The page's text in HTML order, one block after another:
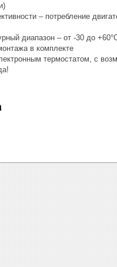
– потребление
диапазон – от -30 до
в комплекте
термостатом, с